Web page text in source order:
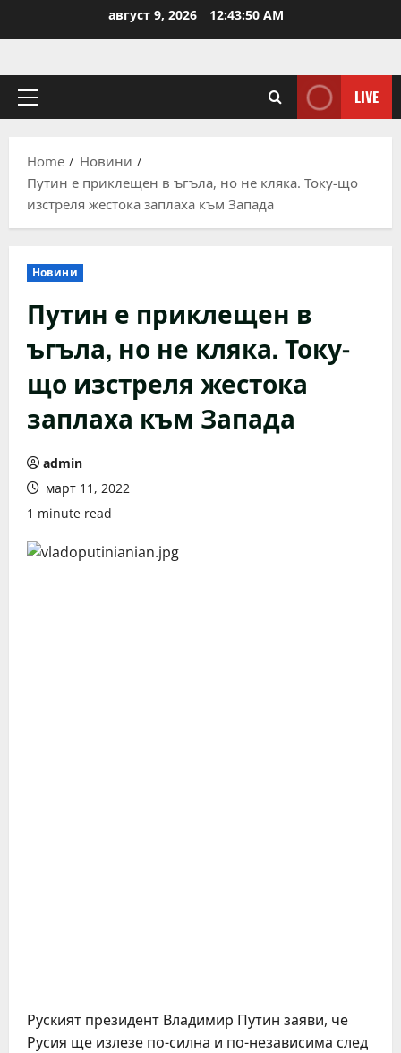
август 9, 2026 12:43:50 AM
Primary
LIVE
Home
Новини
Путин е приклещен в ъгъла, но не кляка. Току-що
изстреля жестока заплаха към Запада
Новини
Путин е приклещен в
ъгъла, но не кляка. Току-
що изстреля жестока
заплаха към Запада
admin
март 11, 2022
1 minute read
Руският президент Владимир Путин заяви, че
Русия ще излезе по-силна и по-независима след